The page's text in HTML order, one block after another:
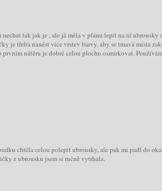
nechat tak jak je , ale já měla v plánu lepit na ní ubrousky
je třeba nanést více vrstev barvy, aby se tmavá místa
nátěru je dobré celou plochu osmirkovat.
chtěla celou polepit ubrousky, ale pak mi padl do
z ubrousku jsem si ručně vytrhala.